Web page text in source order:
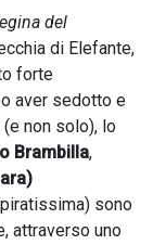
del
di Elefante,
forte
aver sedotto e
non solo), lo
Brambilla,
sono
attraverso uno